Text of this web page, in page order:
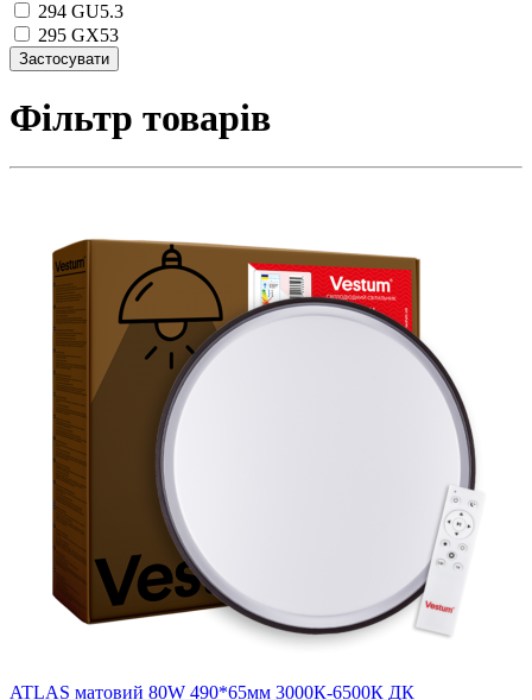
294 GU5.3
295 GX53
Фільтр товарів
ATLAS матовий 80W 490*65мм 3000К-6500К ДК